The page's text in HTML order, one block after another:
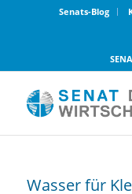
Senats-Blog
Wasser für